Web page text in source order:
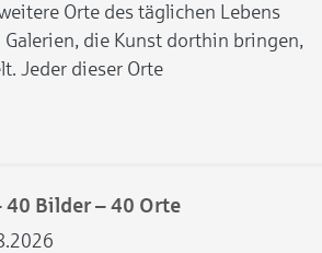
Orte des täglichen Lebens
Galerien, die Kunst dorthin bringen,
Jeder dieser Orte
40 Bilder – 40 Orte